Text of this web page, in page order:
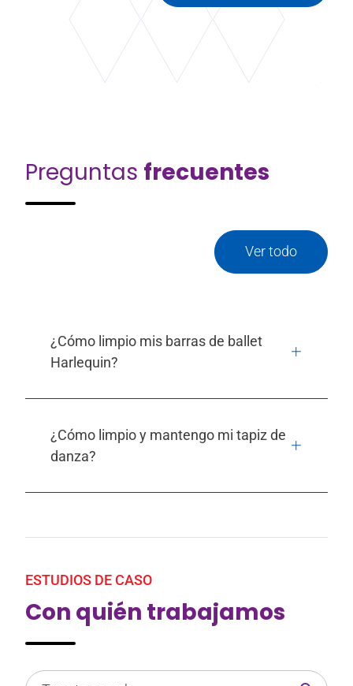
Preguntas frecuentes
Ver todo
¿Cómo limpio mis barras de ballet
Harlequin?
¿Cómo limpio y mantengo mi tapiz de
danza?
ESTUDIOS DE CASO
Con quién trabajamos